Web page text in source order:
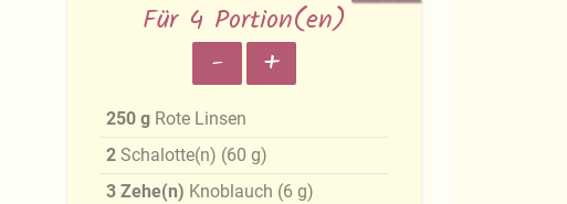
Für 4 Portion(en)
- +
250 g Rote Linsen
2 Schalotte(n) (60 g)
3 Zehe(n) Knoblauch (6 g)